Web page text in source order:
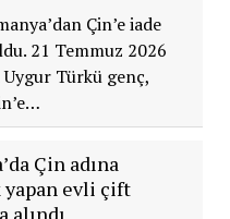
Çin’e iade
21 Temmuz 2026
Türkü genç,
Çin adına
yapan evli çift
alındı